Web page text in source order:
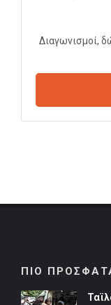
Διαγωνισμοί,
ΠΙΟ